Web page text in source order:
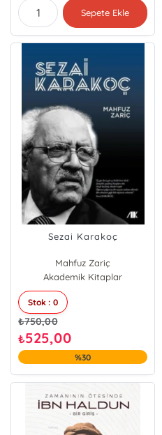
Sepete Ekle
Sezai Karakoç
Mahfuz Zariç
Akademik Kitaplar
Stok : 0
₺750,00
₺525,00
%30